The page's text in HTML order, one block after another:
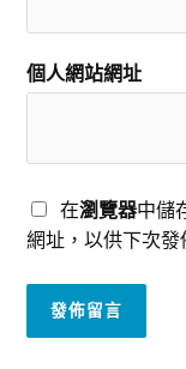
個人網站網址
在瀏覽器中儲
網址，以供下次發